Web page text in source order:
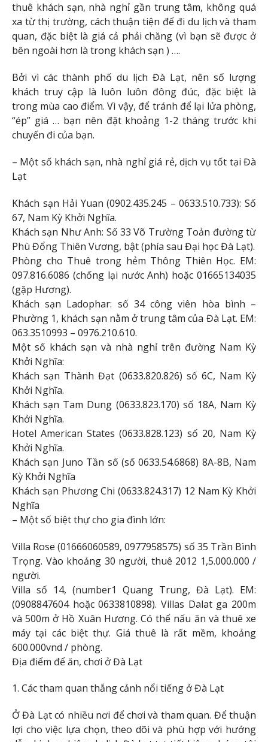
thuê khách sạn, nhà nghỉ gần trung tâm, không quá
xa từ thị trường, cách thuận tiện để đi du lịch và tham
quan, đặc biệt là giá cả phải chăng (vì bạn sẽ được ở
bên ngoài hơn là trong khách sạn ) ….
Bởi vì các thành phố du lịch Đà Lạt, nên số lượng
khách truy cập là luôn luôn đông đúc, đặc biệt là
trong mùa cao điểm. Vì vậy, để tránh để lại lửa phòng,
“ép” giá … bạn nên đặt khoảng 1-2 tháng trước khi
chuyến đi của bạn.
– Một số khách sạn, nhà nghỉ giá rẻ, dịch vụ tốt tại Đà
Lạt
Khách sạn Hải Yuan (0902.435.245 – 0633.510.733): Số
67, Nam Kỳ Khởi Nghĩa.
Khách sạn Như Anh: Số 33 Võ Trường Toản đường từ
Phù Đổng Thiên Vương, bật (phía sau Đại học Đà Lạt).
Phòng cho Thuê trong hẻm Thông Thiên Học. EM:
097.816.6086 (chống lại nước Anh) hoặc 01665134035
(gặp Hương).
Khách sạn Ladophar: số 34 công viên hòa bình –
Phường 1, khách sạn nằm ở trung tâm của Đà Lạt. EM:
063.3510993 – 0976.210.610.
Một số khách sạn và nhà nghỉ trên đường Nam Kỳ
Khởi Nghĩa:
Khách sạn Thành Đạt (0633.820.826) số 6C, Nam Kỳ
Khởi Nghĩa.
Khách sạn Tam Dung (0633.823.170) số 18A, Nam Kỳ
Khởi Nghĩa.
Hotel American States (0633.828.123) số 20, Nam Kỳ
Khởi Nghĩa.
Khách sạn Juno Tần số (số 0633.54.6868) 8A-8B, Nam
Kỳ Khởi Nghĩa
Khách sạn Phương Chi (0633.824.317) 12 Nam Kỳ Khởi
Nghĩa
– Một số biệt thự cho gia đình lớn:
Villa Rose (01666060589, 0977958575) số 35 Trần Bình
Trọng. Vào khoảng 30 người, thuê 2012 1,5.000.000 /
người.
Villa số 14, (number1 Quang Trung, Đà Lạt). EM:
(0908847604 hoặc 0633810898). Villas Dalat ga 200m
và 500m ở Hồ Xuân Hương. Có thể nấu ăn và thuê xe
máy tại các biệt thự. Giá thuê là rất mềm, khoảng
600.000vnd / phòng.
Địa điểm để ăn, chơi ở Đà Lạt
1. Các tham quan thắng cảnh nổi tiếng ở Đà Lạt
Ở Đà Lạt có nhiều nơi để chơi và tham quan. Để thuận
lợi cho việc lựa chọn, theo dõi và phù hợp với hướng